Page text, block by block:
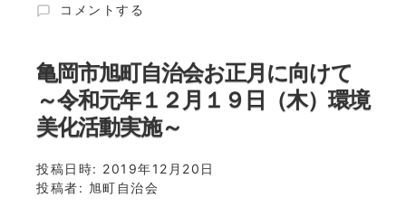
～
１
２
１
日
（土）
京
都
サ
ン
コメントする
亀岡市旭町自治会お正月に向けて
～令和元年１２月１９日（木）環境
美化活動実施～
投稿日時: 2019年12月20日
投稿者: 旭町自治会